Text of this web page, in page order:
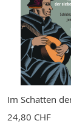
Im Schatten
24,80 CHF